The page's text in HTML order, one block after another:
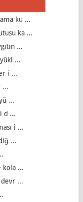
ku ...
ka ...
...
...
i ...
...
...
d ...
i ...
...
kola ...
...